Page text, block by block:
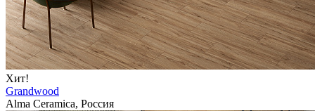
Хит!
Grandwood
Alma Ceramica, Россия